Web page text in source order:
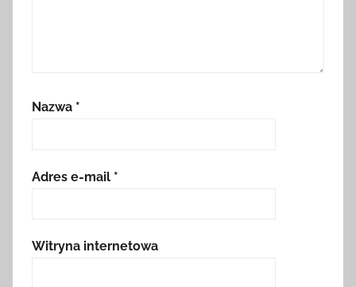
Nazwa *
Adres e-mail *
Witryna internetowa